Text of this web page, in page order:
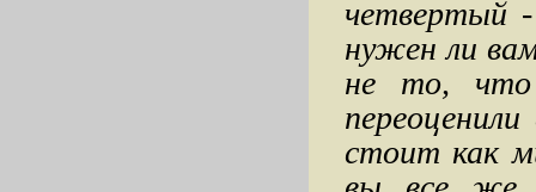
четвертый
нужен ли
не то, что
стоит как